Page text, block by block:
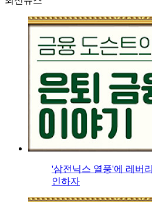
'삼전닉스 열풍'에 레버
인하자